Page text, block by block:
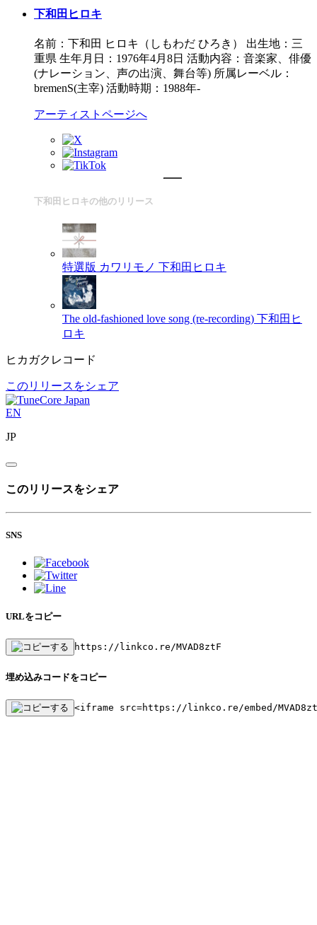
下和田ヒロキ
名前：下和田 ヒロキ（しもわだ ひろき） 出生地：三
重県 生年月日：1976年4月8日 活動内容：音楽家、俳優
(ナレーション、声の出演、舞台等) 所属レーベル：
bremenS(主宰) 活動時期：1988年‐
アーティストページへ
下和田ヒロキの他のリリース
特選版 カワリモノ 下和田ヒロキ
The old-fashioned love song (re-recording) 下和田ヒ
ロキ
ヒカガクレコード
このリリースをシェア
EN
JP
このリリースをシェア
SNS
URLをコピー
https://linkco.re/MVAD8ztF
埋め込みコードをコピー
<iframe src=https://linkco.re/embed/